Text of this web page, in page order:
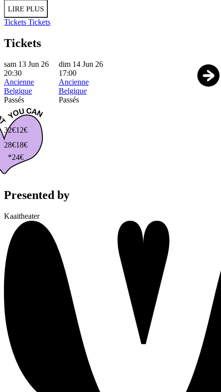
LIRE PLUS
Tickets Tickets
Tickets
sam 13 Jun 26
20:30
Ancienne
Belgique
Passés
dim 14 Jun 26
17:00
Ancienne
Belgique
Passés
32€
28€
*24€
18€
12€
Presented by
Kaaitheater